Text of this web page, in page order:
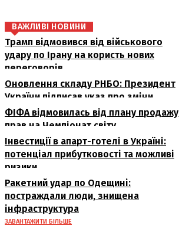
ВАЖЛИВІ НОВИНИ
Трамп відмовився від військового
удару по Ірану на користь нових
переговорів
Оновлення складу РНБО: Президент
України підписав указ про зміни
ФІФА відмовилась від плану продажу
прав на Чемпіонат світу
Інвестиції в апарт-готелі в Україні:
потенціал прибутковості та можливі
ризики
Ракетний удар по Одещині:
постраждали люди, знищена
інфраструктура
ЗАВАНТАЖИТИ БІЛЬШЕ